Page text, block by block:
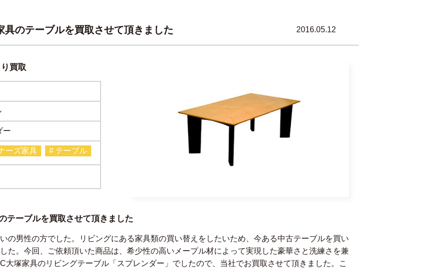
2016.05.12
のテーブルを買取させて頂きました
買取
ー
ーズ家具 # テーブル
テーブルを買取させて頂きました
の男性の方でした。リビングにある家具類の買い替えをしたいため、今ある中古テーブルを買い
た。今回、ご依頼頂いた商品は、希少性の高いメープル材によって実現した豪華さと洗練さを兼
大塚家具のリビングテーブル「スプレンダー」でしたので、当社でお買取させて頂きました。こ